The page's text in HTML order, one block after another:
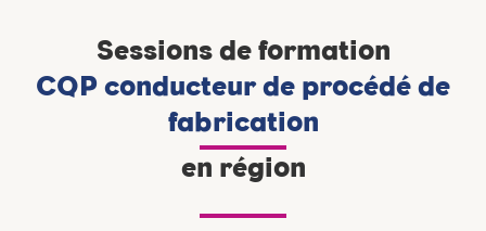
Sessions de formation
CQP conducteur de procédé de
fabrication
en région